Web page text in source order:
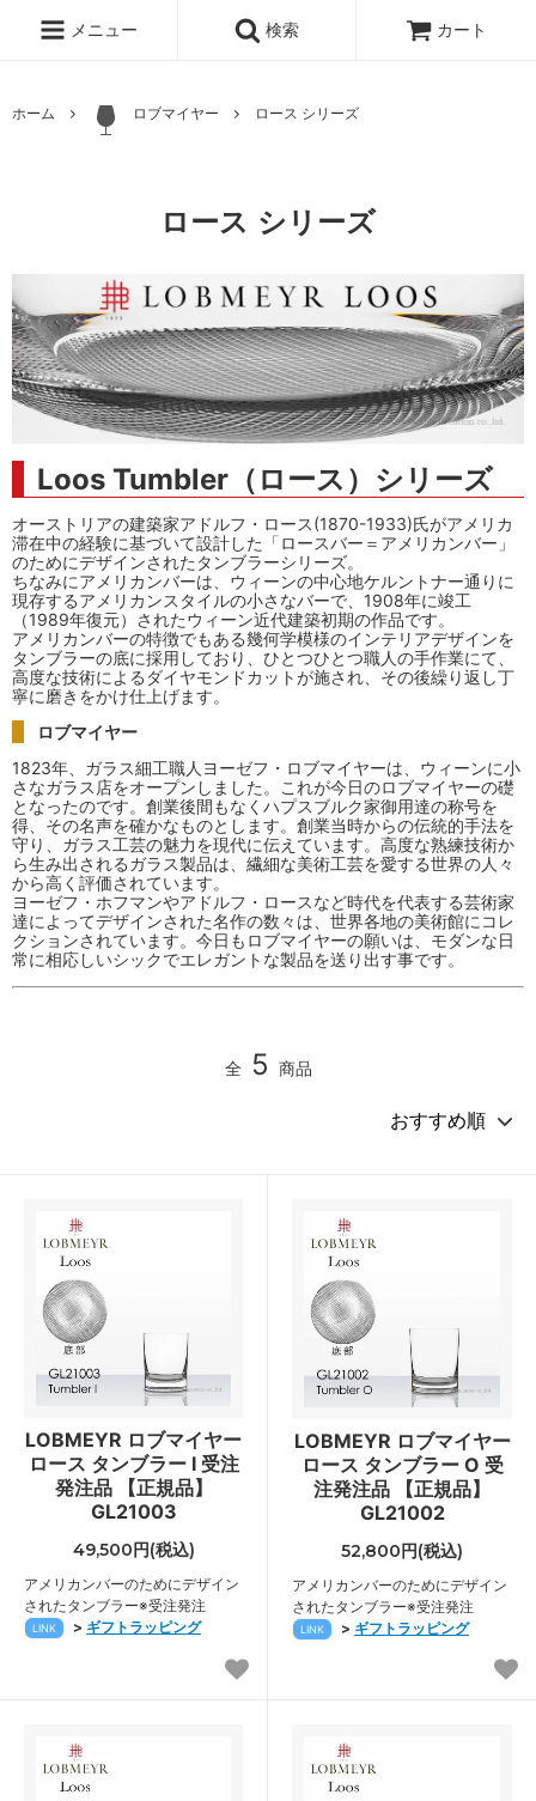
メニュー 検索 カート
ホーム ロブマイヤー ロース シリーズ
ロース シリーズ
Loos Tumbler（ロース）シリーズ
オーストリアの建築家アドルフ・ロース(1870-1933)氏がアメリカ
滞在中の経験に基づいて設計した「ロースバー＝アメリカンバー」
のためにデザインされたタンブラーシリーズ。
ちなみにアメリカンバーは、ウィーンの中心地ケルントナー通りに
現存するアメリカンスタイルの小さなバーで、1908年に竣工
（1989年復元）されたウィーン近代建築初期の作品です。
アメリカンバーの特徴でもある幾何学模様のインテリアデザインを
タンブラーの底に採用しており、ひとつひとつ職人の手作業にて、
高度な技術によるダイヤモンドカットが施され、その後繰り返し丁
寧に磨きをかけ仕上げます。
ロブマイヤー
1823年、ガラス細工職人ヨーゼフ・ロブマイヤーは、ウィーンに小
さなガラス店をオープンしました。これが今日のロブマイヤーの礎
となったのです。創業後間もなくハプスブルク家御用達の称号を
得、その名声を確かなものとします。創業当時からの伝統的手法を
守り、ガラス工芸の魅力を現代に伝えています。高度な熟練技術か
ら生み出されるガラス製品は、繊細な美術工芸を愛する世界の人々
から高く評価されています。
ヨーゼフ・ホフマンやアドルフ・ロースなど時代を代表する芸術家
達によってデザインされた名作の数々は、世界各地の美術館にコレ
クションされています。今日もロブマイヤーの願いは、モダンな日
常に相応しいシックでエレガントな製品を送り出す事です。
全 5 商品
LOBMEYR ロブマイヤー
ロース タンブラー I 受注
発注品 【正規品】
GL21003
49,500円(税込)
アメリカンバーのためにデザイン
されたタンブラー※受注発注
LINK > ギフトラッピング
LOBMEYR ロブマイヤー
ロース タンブラー O 受
注発注品 【正規品】
GL21002
52,800円(税込)
アメリカンバーのためにデザイン
されたタンブラー※受注発注
LINK > ギフトラッピング